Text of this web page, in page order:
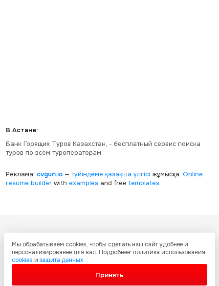
В Астане:
Банк Горящих Туров Казахстан, - бесплатный сервис поиска
туров по всем туроператорам
Реклама: cvgun.io— түйіндеме қазақша үлгісі жұмысқа. Online
resume builderwith examplesand free templates.
графическое содержание, структуру и оформление страниц защищены
международными соглашениями и законодательством Республики
Казахстан об охране авторских прав и интеллектуальной собственности.
Любое копирование и распространение материалов сайта без
Мы обрабатываем cookies, чтобы сделать наш сайт удобнее и
персонализированее для вас. Подробнее: политика использования
cookies и защита данных.
Принять